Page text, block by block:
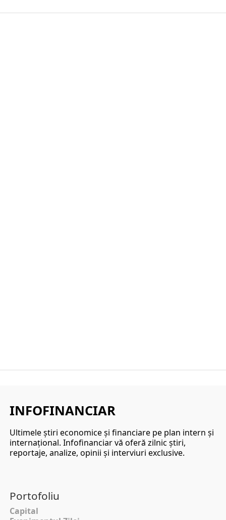
INFOFINANCIAR
Ultimele ştiri economice şi financiare pe plan intern şi
internaţional. Infofinanciar vă oferă zilnic ştiri,
reportaje, analize, opinii şi interviuri exclusive.
Portofoliu
Capital